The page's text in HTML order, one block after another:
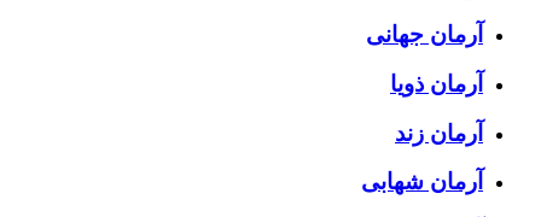
آرمان جهانی
آرمان ذویا
آرمان زند
آرمان شهابی